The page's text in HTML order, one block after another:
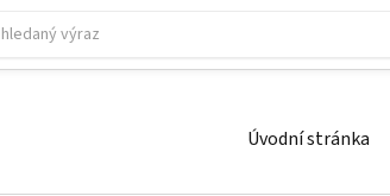
Úvodní stránka